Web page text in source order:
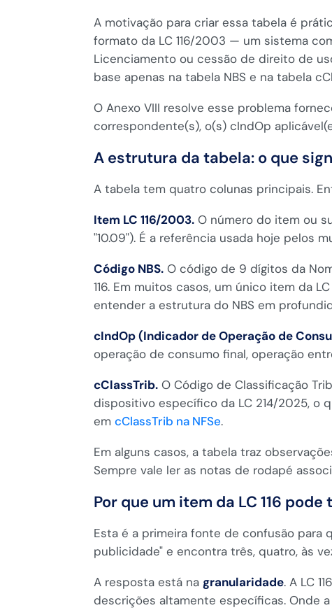
A motivação para criar essa tabela é
formato da LC 116/2003 — um sistema
Licenciamento ou cessão de direito de
base apenas na tabela NBS e na tabela
O Anexo VIII resolve esse problema
correspondente(s), o(s) cIndOp
A estrutura da tabela: o que
A tabela tem quatro colunas principais.
Item LC 116/2003. O número do item ou
"10.09"). É a referência usada hoje pelos
Código NBS. O código de 9 dígitos da
116. Em muitos casos, um único item da
entender a estrutura do NBS em
cIndOp (Indicador de Operação de
operação de consumo final, operação
cClassTrib. O Código de Classificação
dispositivo específico da LC 214/2025, o
em cClassTrib na NFSe.
Em alguns casos, a tabela traz
Sempre vale ler as notas de rodapé
Por que um item da LC 116
Esta é a primeira fonte de confusão para
publicidade" e encontra três, quatro, às
A resposta está na granularidade. A LC
descrições altamente específicas. Onde a